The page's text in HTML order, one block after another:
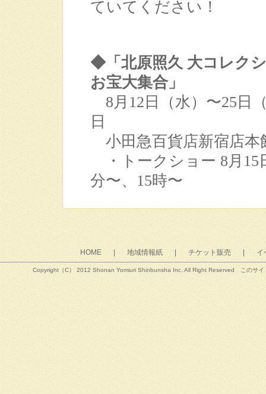
ていてください！
◆「北原照久 大コレク
お宝大集合」
8月12日（水）〜25日
日
小田急百貨店新宿店
・トークショー 8月15
分〜、15時〜
HOME | 地域情報紙 | チケット販売 | イ
Copyright（C） 2012 Shonan Yomiuri Shinbunsha Inc. All Right Reserved このサイ